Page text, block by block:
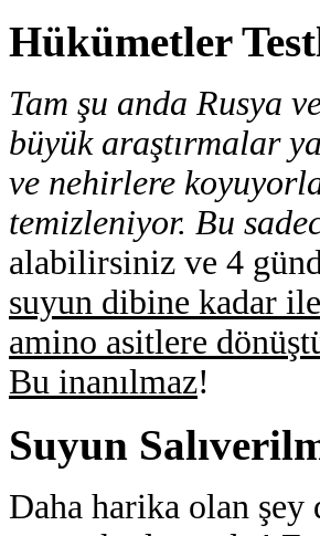
Hükümetler
Tam şu anda Rusya
büyük araştırmalar
ve nehirlere
temizleniyor. Bu
alabilirsiniz ve 4
suyun dibine kadar
amino asitlere
Bu inanılmaz!
Suyun
Daha harika olan